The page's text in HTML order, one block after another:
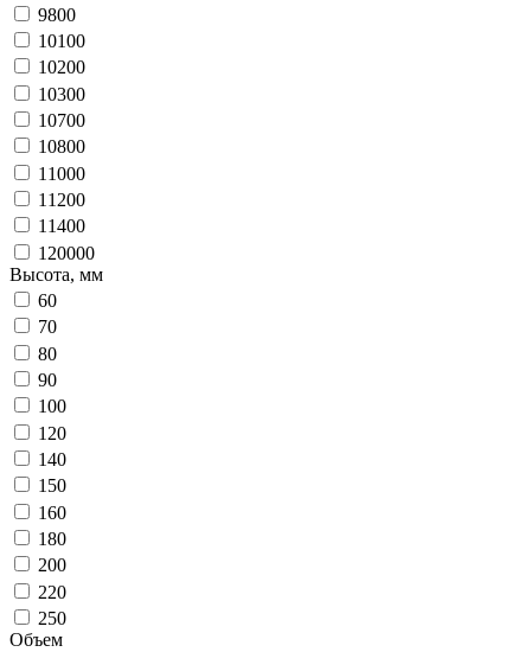
9800
10100
10200
10300
10700
10800
11000
11200
11400
120000
Высота, мм
60
70
80
90
100
120
140
150
160
180
200
220
250
Объем